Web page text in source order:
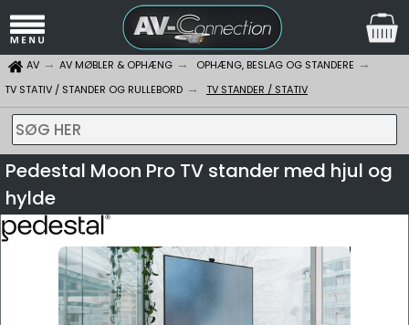
AV AV MØBLER & OPHÆNG
OPHÆNG, BESLAG OG STANDERE
TV STATIV / STANDER OG RULLEBORD
TV STANDER / STATIV
SØG HER
Pedestal Moon Pro TV stander med hjul og
hylde